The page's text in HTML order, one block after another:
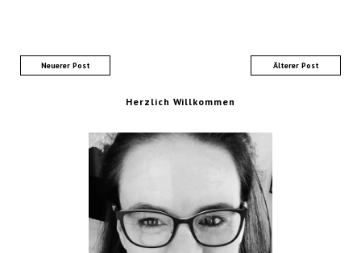
Neuerer Post Älterer Post
Herzlich Willkommen